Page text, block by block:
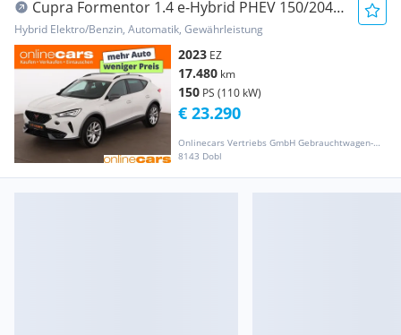
Cupra Formentor 1.4 e-Hybrid PHEV 150/204
Aut LED RADA
Hybrid Elektro/Benzin, Automatik, Gewährleistung
2023 EZ
17.480 km
150 PS (110 kW)
Onlinecars Vertriebs GmbH Gebrauchtwagen-Outlet  Werkstätte  Spenglerei  Lackiererei
8143 Dobl
€ 23.290